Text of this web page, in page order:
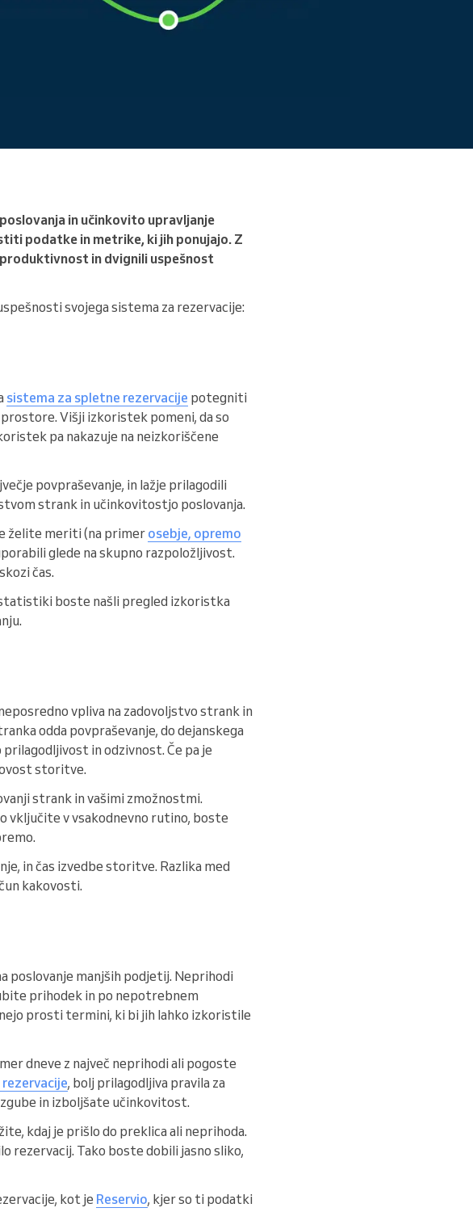
Preberite več
in učinkovito upravljanje
podatke in metrike, ki jih ponujajo. Z
in dvignili uspešnost
svojega sistema za rezervacije:
sistema za spletne rezervacije potegniti
Višji izkoristek pomeni, da so
pa nakazuje na neizkoriščene
povpraševanje, in lažje prilagodili
strank in učinkovitostjo poslovanja.
želite meriti (na primer osebje, opremo
glede na skupno razpoložljivost.
čas.
statistiki boste našli pregled izkoristka
vpliva na zadovoljstvo strank in
odda povpraševanje, do dejanskega
in odzivnost. Če pa je
storitve.
strank in vašimi zmožnostmi.
vključite v vsakodnevno rutino, boste
in čas izvedbe storitve. Razlika med
kakovosti.
poslovanje manjših podjetij. Neprihodi
prihodek in po nepotrebnem
prosti termini, ki bi jih lahko izkoristile
dneve z največ neprihodi ali pogoste
, bolj prilagodljiva pravila za
in izboljšate učinkovitost.
kdaj je prišlo do preklica ali neprihoda.
rezervacij. Tako boste dobili jasno sliko,
kot je Reservio, kjer so ti podatki